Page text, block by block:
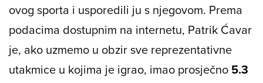
ovog sporta i usporedili ju s njegovom. Prema
podacima dostupnim na internetu, Patrik Ćavar
je, ako uzmemo u obzir sve reprezentativne
utakmice u kojima je igrao, imao prosječno 5.3